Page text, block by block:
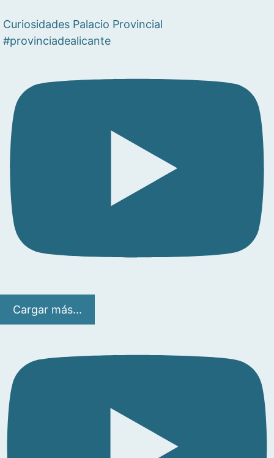
Curiosidades Palacio Provincial
#provinciadealicante
Cargar más...